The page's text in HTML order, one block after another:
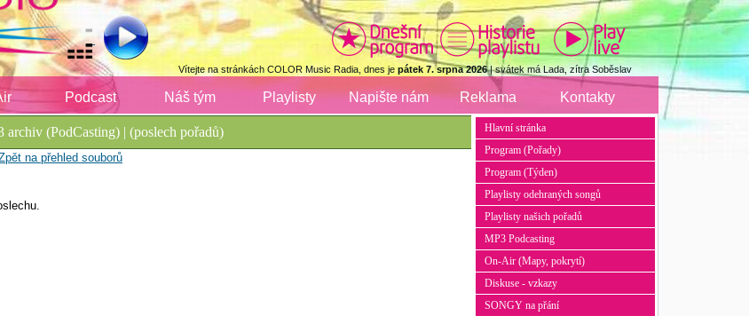
Vítejte na stránkách COLOR Music Radia, dnes je pátek 7. srpna 2026| svátek má Lada, zítra Soběslav
Podcast Náš tým Playlisty Napište nám Reklama Kontakty
(PodCasting) | (poslech pořadů)
na přehled souborů
Hlavní stránka
Program (Pořady)
Program (Týden)
Playlisty odehraných songů
Playlisty našich pořadů
MP3 Podcasting
On-Air (Mapy, pokrytí)
Diskuse - vzkazy
SONGY na přání